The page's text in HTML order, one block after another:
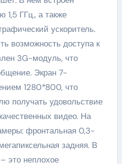
1,5 ГГц., а также
ускоритель.
возможность доступа к
3G-модуль, что
Экран 7-
1280*800, что
получать удовольствие
видео. На
фронтальная 0,3-
задняя. В
это неплохое